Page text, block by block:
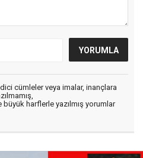
cümleler veya imalar, inançlara
harflerle yazılmış yorumlar